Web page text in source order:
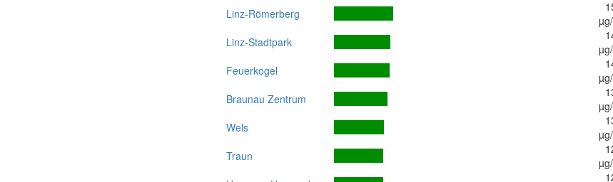
Linz-Römerberg
Linz-Stadtpark
Feuerkogel
Braunau Zentrum
Wels
Traun